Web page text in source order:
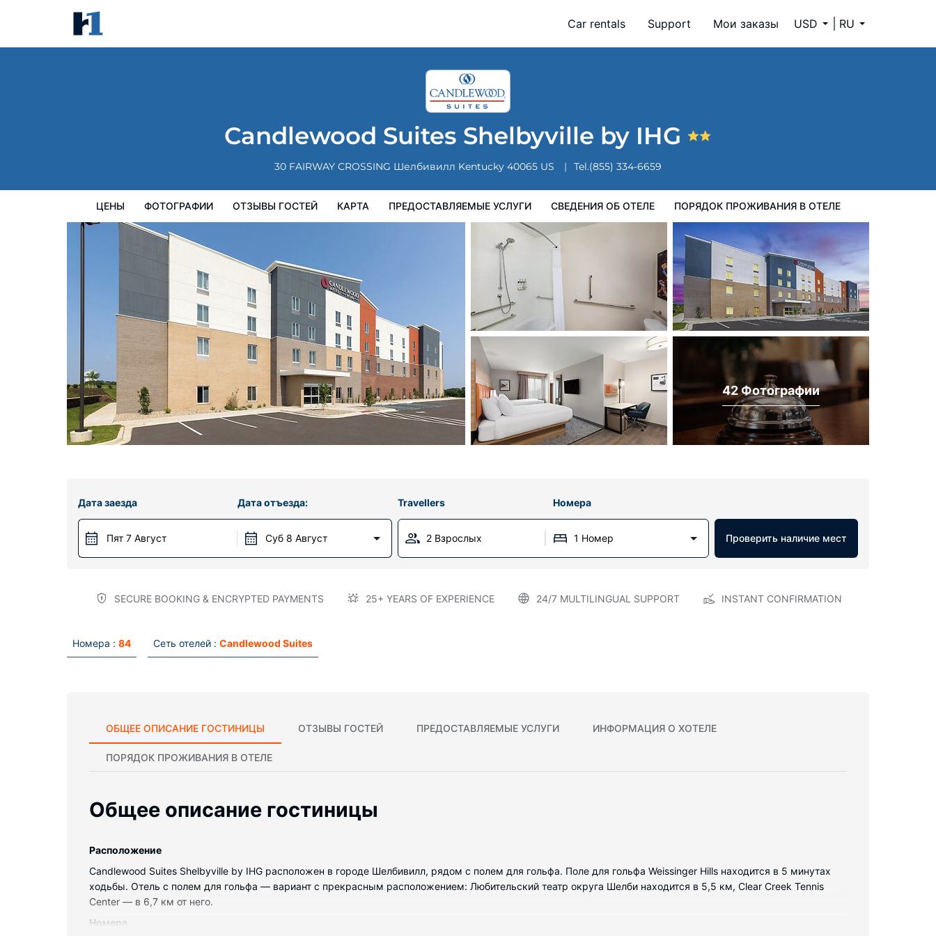
Car rentals Support Мои заказы USD RU
Candlewood Suites Shelbyville by IHG
30 FAIRWAY CROSSING Шелбивилл Kentucky 40065 US Tel.(855) 334-6659
ЦЕНЫ ФОТОГРАФИИ ОТЗЫВЫ ГОСТЕЙ КАРТА ПРЕДОСТАВЛЯЕМЫЕ УСЛУГИ СВЕДЕНИЯ ОБ ОТЕЛЕ ПОРЯДОК ПРОЖИВАНИЯ В ОТЕЛЕ
Сведения об отеле Порядок проживания в Отеле
42 Фотографии
Дата заезда
Пят 7 Август
Дата отъезда:
Суб 8 Август
Travellers Номера
2 Взрослых 1 Номер Проверить наличие мест
SECURE BOOKING & ENCRYPTED PAYMENTS 25+ YEARS OF EXPERIENCE 24/7 MULTILINGUAL SUPPORT INSTANT CONFIRMATION
Номера : 84 Сеть отелей : Candlewood Suites
ОБЩЕЕ ОПИСАНИЕ ГОСТИНИЦЫ ОТЗЫВЫ ГОСТЕЙ ПРЕДОСТАВЛЯЕМЫЕ УСЛУГИ ИНФОРМАЦИЯ О ХОТЕЛЕ
ПОРЯДОК ПРОЖИВАНИЯ В ОТЕЛЕ
Общее описание гостиницы
Pасположение
Candlewood Suites Shelbyville by IHG расположен в городе Шелбивилл, рядом с полем для гольфа. Поле для гольфа Weissinger Hills находится в 5 минутах
ходьбы. Отель с полем для гольфа — вариант с прекрасным расположением: Любительский театр округа Шелби находится в 5,5 км, Clear Creek Tennis
Center — в 6,7 км от него.
Номера